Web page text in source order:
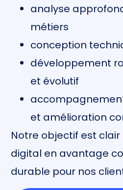
analyse
métiers
conception
développement
et évolutif
et amélioration
Notre objectif est
digital en avantage
durable pour nos